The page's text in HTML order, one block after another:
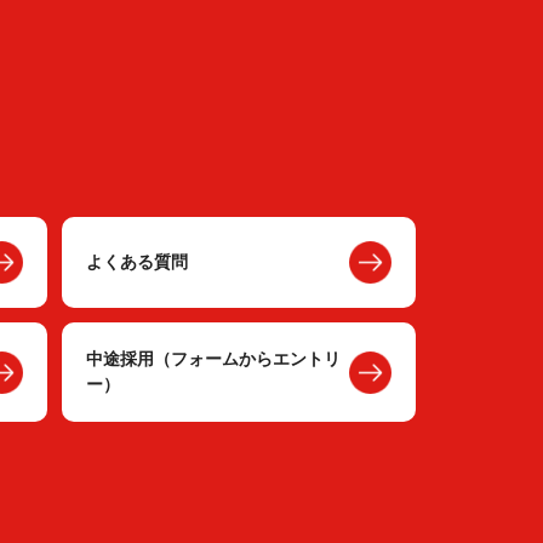
よくある質問
中途採用（フォームからエントリ
ー）